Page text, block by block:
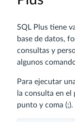
SQL Plus tiene
base de datos,
consultas y
algunos
Para ejecutar
la consulta en
punto y coma